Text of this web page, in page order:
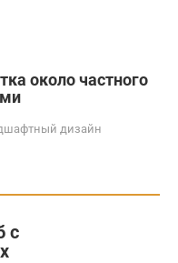
около частного
дизайн
с